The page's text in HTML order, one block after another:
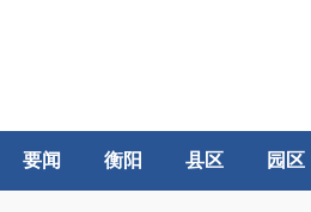
要闻 衡阳 县区 园区